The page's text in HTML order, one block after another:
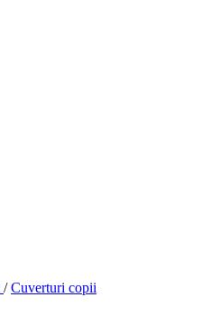
/ Cuverturi copii